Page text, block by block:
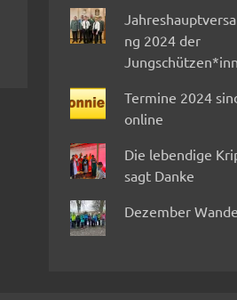
ng 2024 der
Termine 2024
online
Die lebendige
sagt Danke
Dezember